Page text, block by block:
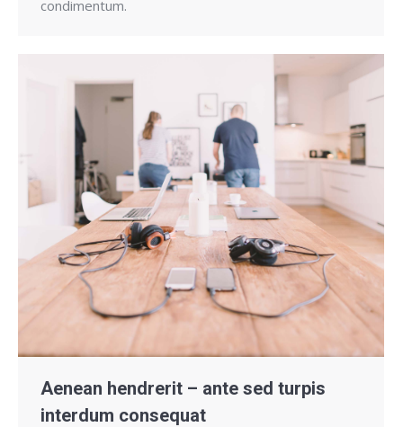
condimentum.
Aenean hendrerit – ante sed turpis
interdum consequat